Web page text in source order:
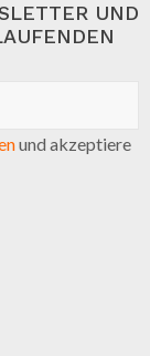
UND
und akzeptiere